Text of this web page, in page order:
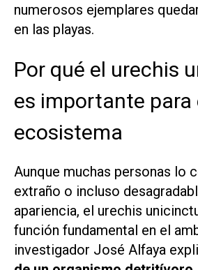
numerosos ejemplares
en las playas.
Por qué el urechis
es importante para
ecosistema
Aunque muchas personas lo
extraño o incluso
apariencia, el urechis
función fundamental en el
investigador José Alfaya